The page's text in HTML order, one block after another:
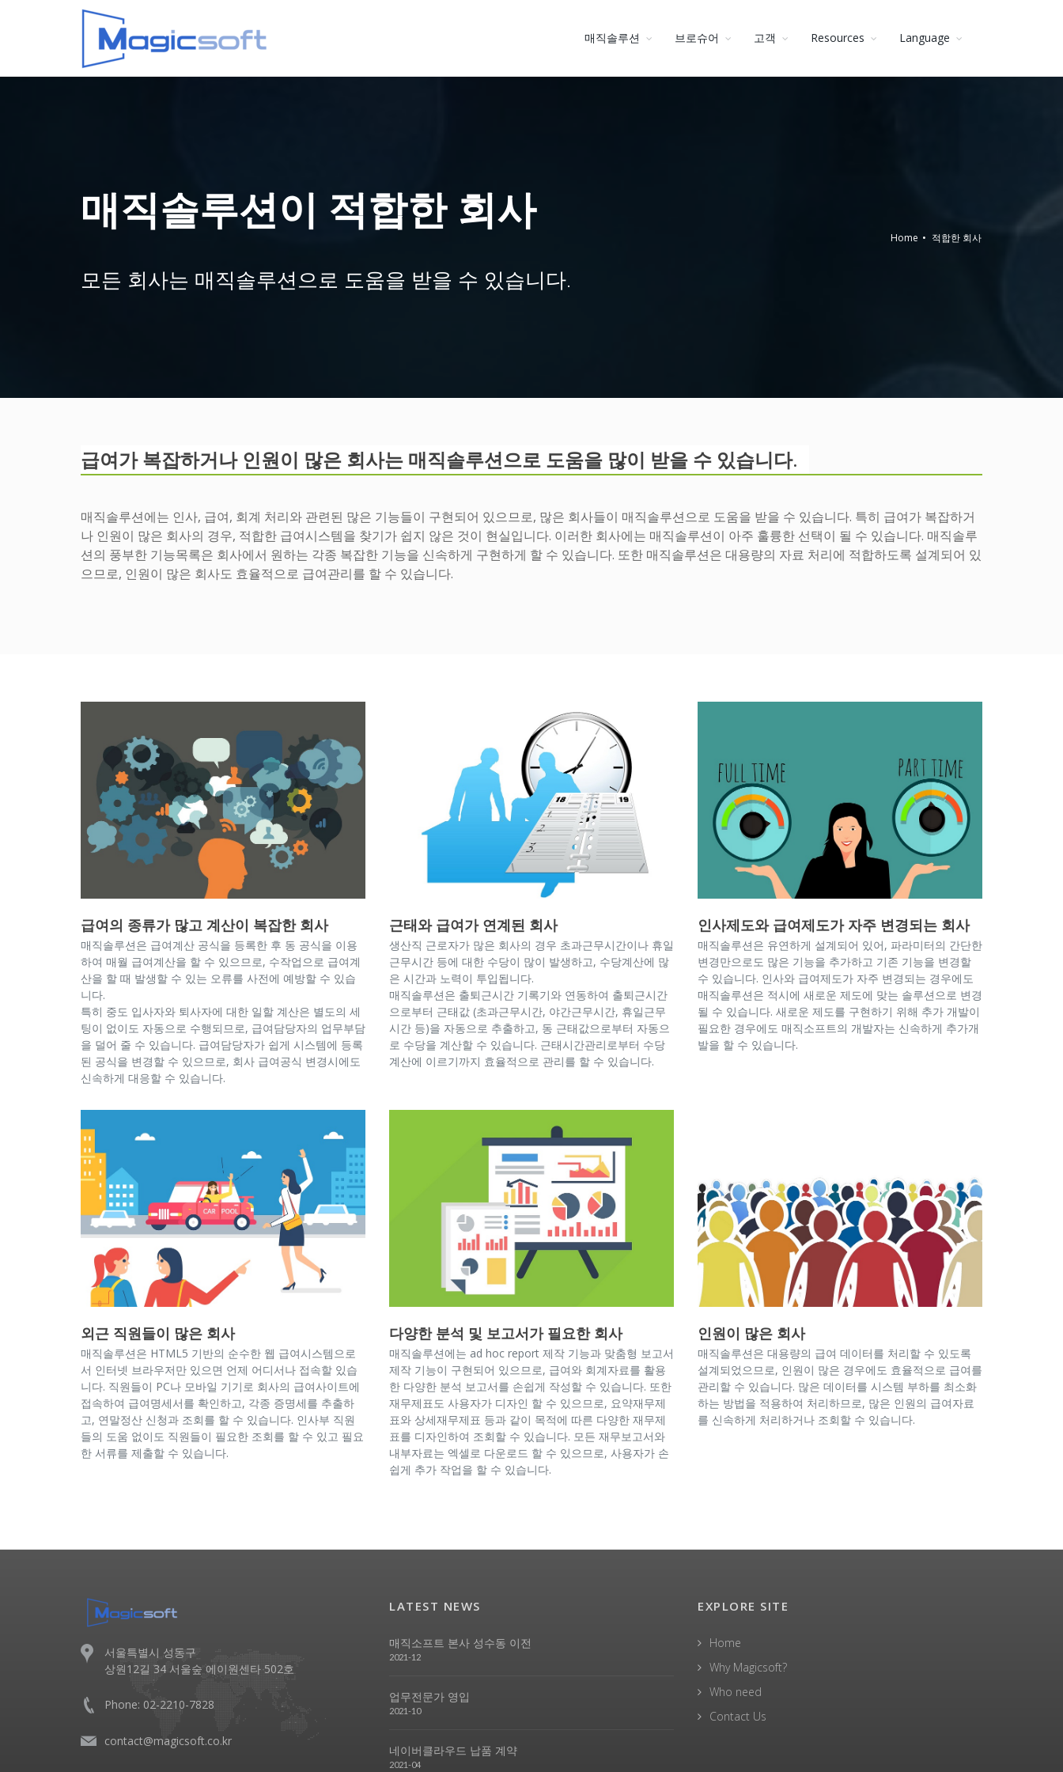
매직솔루션 브로슈어 고객 Resources Language
매직솔루션이 적합한 회사
모든 회사는 매직솔루션으로 도움을 받을 수 있습니다.
Home 적합한 회사
급여가 복잡하거나 인원이 많은 회사는 매직솔루션으로 도움을 많이 받을 수 있습니다.
매직솔루션에는 인사, 급여, 회계 처리와 관련된 많은 기능들이 구현되어 있으므로, 많은 회사들이 매직솔루션으로 도움을 받을 수 있습니다. 특히 급여가 복잡하거
나 인원이 많은 회사의 경우, 적합한 급여시스템을 찾기가 쉽지 않은 것이 현실입니다. 이러한 회사에는 매직솔루션이 아주 훌륭한 선택이 될 수 있습니다. 매직솔루
션의 풍부한 기능목록은 회사에서 원하는 각종 복잡한 기능을 신속하게 구현하게 할 수 있습니다. 또한 매직솔루션은 대용량의 자료 처리에 적합하도록 설계되어 있
으므로, 인원이 많은 회사도 효율적으로 급여관리를 할 수 있습니다.
급여의 종류가 많고 계산이 복잡한 회사
매직솔루션은 급여계산 공식을 등록한 후 동 공식을 이용
하여 매월 급여계산을 할 수 있으므로, 수작업으로 급여계
산을 할 때 발생할 수 있는 오류를 사전에 예방할 수 있습
니다.
특히 중도 입사자와 퇴사자에 대한 일할 계산은 별도의 세
팅이 없이도 자동으로 수행되므로, 급여담당자의 업무부담
을 덜어 줄 수 있습니다. 급여담당자가 쉽게 시스템에 등록
된 공식을 변경할 수 있으므로, 회사 급여공식 변경시에도
신속하게 대응할 수 있습니다.
근태와 급여가 연계된 회사
생산직 근로자가 많은 회사의 경우 초과근무시간이나 휴일
근무시간 등에 대한 수당이 많이 발생하고, 수당계산에 많
은 시간과 노력이 투입됩니다.
매직솔루션은 출퇴근시간 기록기와 연동하여 출퇴근시간
으로부터 근태값 (초과근무시간, 야간근무시간, 휴일근무
시간 등)을 자동으로 추출하고, 동 근태값으로부터 자동으
로 수당을 계산할 수 있습니다. 근태시간관리로부터 수당
계산에 이르기까지 효율적으로 관리를 할 수 있습니다.
인사제도와 급여제도가 자주 변경되는 회사
매직솔루션은 유연하게 설계되어 있어, 파라미터의 간단한
변경만으로도 많은 기능을 추가하고 기존 기능을 변경할
수 있습니다. 인사와 급여제도가 자주 변경되는 경우에도
매직솔루션은 적시에 새로운 제도에 맞는 솔루션으로 변경
될 수 있습니다. 새로운 제도를 구현하기 위해 추가 개발이
필요한 경우에도 매직소프트의 개발자는 신속하게 추가개
발을 할 수 있습니다.
외근 직원들이 많은 회사
매직솔루션은 HTML5 기반의 순수한 웹 급여시스템으로
서 인터넷 브라우저만 있으면 언제 어디서나 접속할 있습
니다. 직원들이 PC나 모바일 기기로 회사의 급여사이트에
접속하여 급여명세서를 확인하고, 각종 증명세를 추출하
고, 연말정산 신청과 조회를 할 수 있습니다. 인사부 직원
들의 도움 없이도 직원들이 필요한 조회를 할 수 있고 필요
한 서류를 제출할 수 있습니다.
다양한 분석 및 보고서가 필요한 회사
매직솔루션에는 ad hoc report 제작 기능과 맞춤형 보고서
제작 기능이 구현되어 있으므로, 급여와 회계자료를 활용
한 다양한 분석 보고서를 손쉽게 작성할 수 있습니다. 또한
재무제표도 사용자가 디자인 할 수 있으므로, 요약재무제
표와 상세재무제표 등과 같이 목적에 따른 다양한 재무제
표를 디자인하여 조회할 수 있습니다. 모든 재무보고서와
내부자료는 엑셀로 다운로드 할 수 있으므로, 사용자가 손
쉽게 추가 작업을 할 수 있습니다.
인원이 많은 회사
매직솔루션은 대용량의 급여 데이터를 처리할 수 있도록
설계되었으므로, 인원이 많은 경우에도 효율적으로 급여를
관리할 수 있습니다. 많은 데이터를 시스템 부하를 최소화
하는 방법을 적용하여 처리하므로, 많은 인원의 급여자료
를 신속하게 처리하거나 조회할 수 있습니다.
서울특별시 성동구
상원12길 34 서울숲 에이원센타 502호
Phone: 02-2210-7828
contact@magicsoft.co.kr
LATEST NEWS
매직소프트 본사 성수동 이전
2021-12
업무전문가 영입
2021-10
네이버클라우드 납품 계약
2021-04
EXPLORE SITE
Home
Why Magicsoft?
Who need
Contact Us